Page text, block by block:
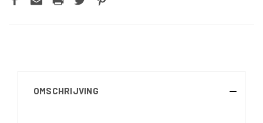
OMSCHRIJVING